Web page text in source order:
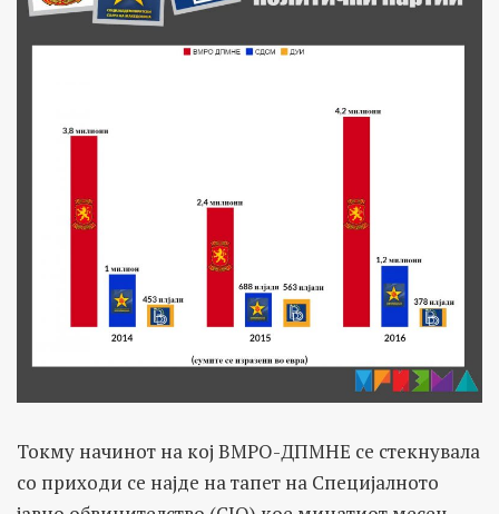
Токму начинот на кој ВМРО-ДПМНЕ се стекнувала
со приходи се најде на тапет на Специјалното